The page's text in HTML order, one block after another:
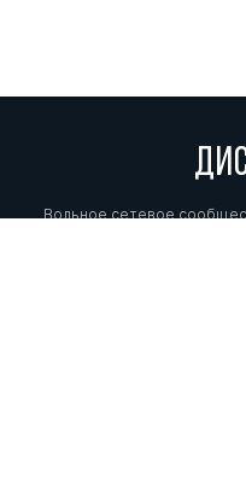
Вольное сетевое